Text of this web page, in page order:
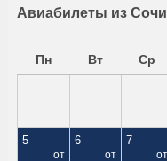
Авиабилеты из
Пн Вт Ср
5
от
6
от
7
от